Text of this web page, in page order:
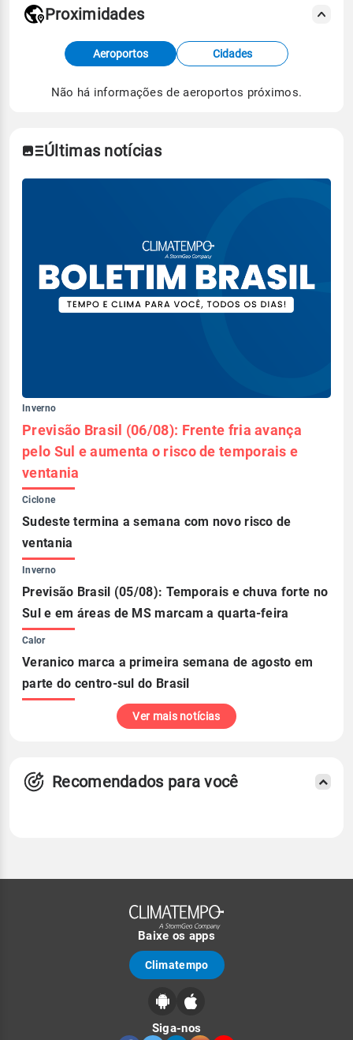
Fonte: dados combinados de estações
meteorológicas e satélite do Centro de Previsão
de Tempo e Estudos Climáticos (CPTEC).
Proximidades
Aeroportos Cidades
Não há informações de aeroportos próximos.
Últimas notícias
Inverno
Previsão Brasil (06/08): Frente fria avança
pelo Sul e aumenta o risco de temporais e
ventania
Ciclone
Sudeste termina a semana com novo risco de
ventania
Inverno
Previsão Brasil (05/08): Temporais e chuva forte no
Sul e em áreas de MS marcam a quarta-feira
Calor
Veranico marca a primeira semana de agosto em
parte do centro-sul do Brasil
Ver mais notícias
Recomendados para você
Baixe os apps
Climatempo
Siga-nos